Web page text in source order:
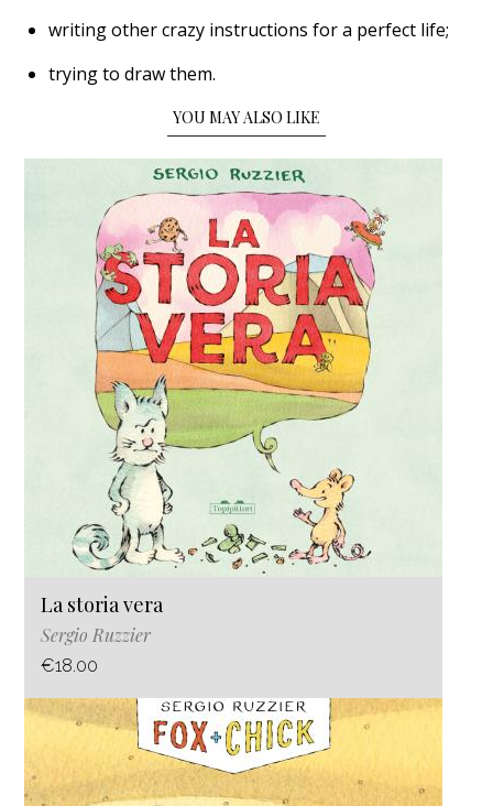
writing other crazy instructions for a perfect life;
trying to draw them.
YOU MAY ALSO LIKE
La storia vera
Sergio Ruzzier
€18.00